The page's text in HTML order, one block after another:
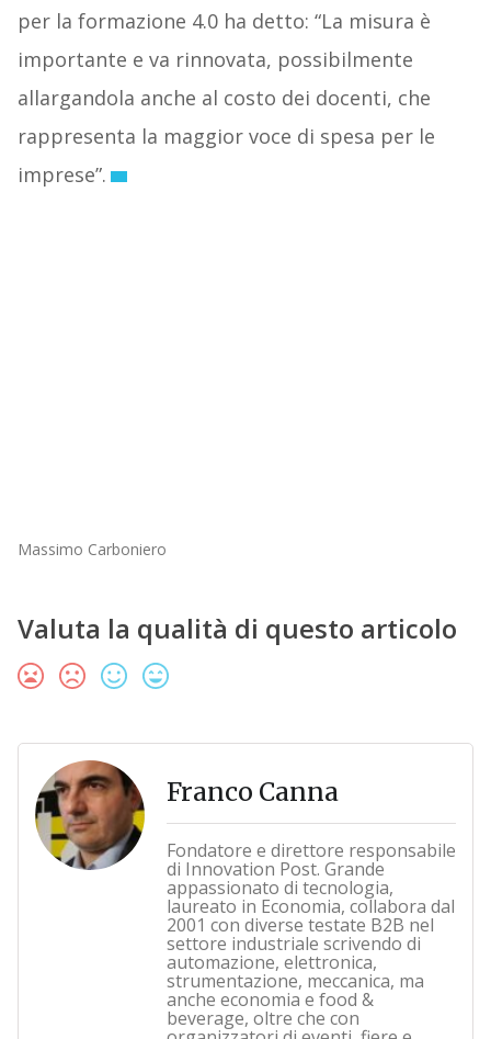
per la formazione 4.0 ha detto: “La misura è
importante e va rinnovata, possibilmente
allargandola anche al costo dei docenti, che
rappresenta la maggior voce di spesa per le
imprese”.
Massimo Carboniero
Valuta la qualità di questo articolo
Franco Canna
Fondatore e direttore responsabile
di Innovation Post. Grande
appassionato di tecnologia,
laureato in Economia, collabora dal
2001 con diverse testate B2B nel
settore industriale scrivendo di
automazione, elettronica,
strumentazione, meccanica, ma
anche economia e food &
beverage, oltre che con